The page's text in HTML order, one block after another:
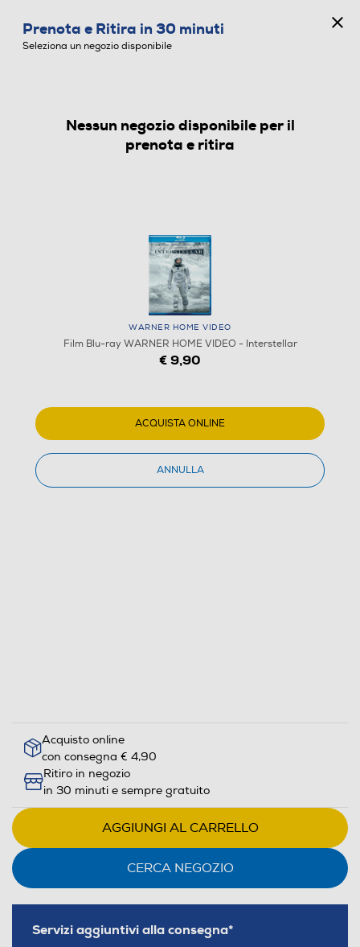
FILM BLU-RAY
Acquisto online
con consegna € 4,90
Ritiro in negozio
in 30 minuti e sempre gratuito
AGGIUNGI AL CARRELLO
CERCA NEGOZIO
Servizi aggiuntivi alla consegna*
Prenota e Ritira in 30 minuti
Seleziona un negozio disponibile
Nessun negozio disponibile per il
prenota e ritira
WARNER HOME VIDEO
Film Blu-ray WARNER HOME VIDEO - Interstellar
€ 9,90
ACQUISTA ONLINE
ANNULLA